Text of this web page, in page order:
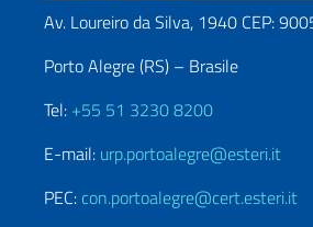
Av. Loureiro da Silva, 1940 CEP:
Porto Alegre (RS) – Brasile
Tel: +55 51 3230 8200
E-mail: urp.portoalegre@esteri.it
PEC: con.portoalegre@cert.esteri.it